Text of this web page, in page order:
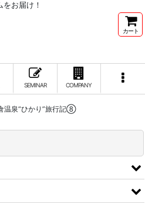
お届け！
カート
SEMINAR COMPANY
温泉“ひかり”旅行記⑧